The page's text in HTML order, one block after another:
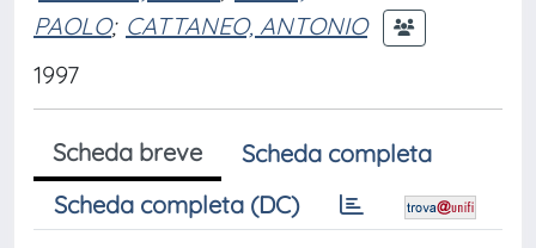
PAOLO; CATTANEO, ANTONIO
1997
Scheda breve
Scheda completa
Scheda completa (DC)